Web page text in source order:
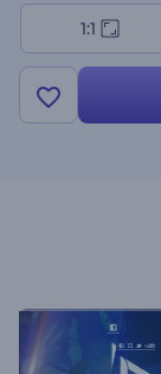
بموسيقى خلفية
1:1